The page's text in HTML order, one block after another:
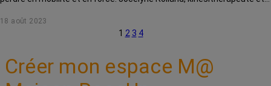
comment !
18 août 2023
1 2 3 4
Créer mon espace M@